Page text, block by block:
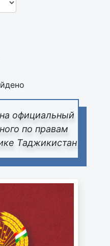
официальный
по правам
Таджикистан